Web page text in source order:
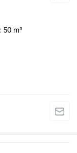
50 m³